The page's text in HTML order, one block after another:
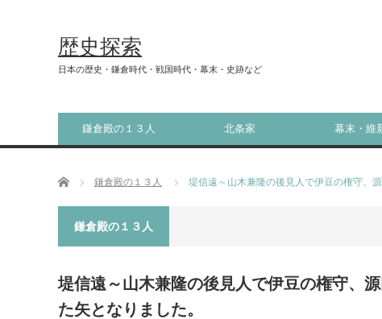
歴史探索
日本の歴史・鎌倉時代・戦国時代・幕末・史跡など
鎌倉殿の１３人 北条家 幕末・維
ホーム 鎌倉殿の１３人 堤信遠～山木兼隆の後見人で伊豆の権守、
鎌倉殿の１３人
堤信遠～山木兼隆の後見人で伊豆の権守、
た矢となりました。